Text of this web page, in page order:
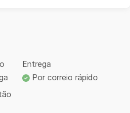
Entrega
Por correio rápido